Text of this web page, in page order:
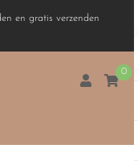
en gratis verzenden
0